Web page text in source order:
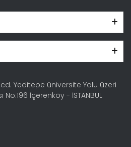
Yeditepe üniversite Yolu üzeri
No:196 İçerenköy - İSTANBUL